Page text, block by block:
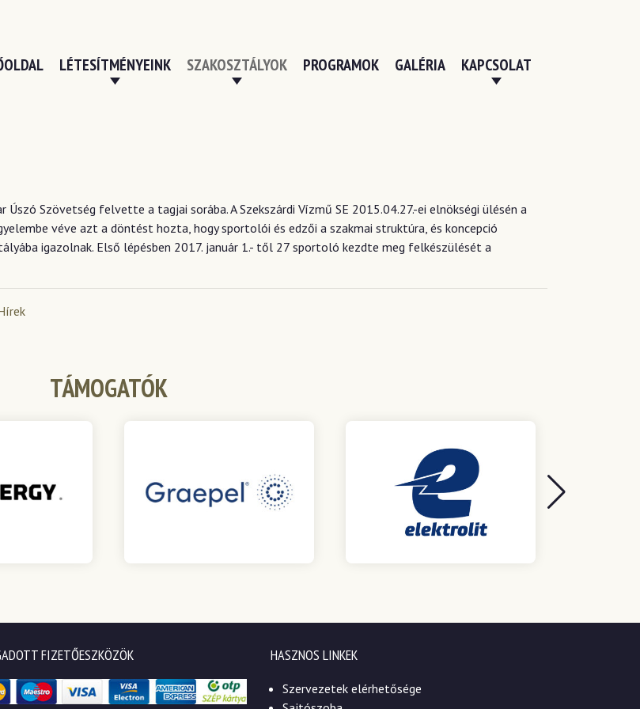
LÉTESÍTMÉNYEINK SZAKOSZTÁLYOK PROGRAMOK GALÉRIA KAPCSOLAT
Szövetség felvette a tagjai sorába. A Szekszárdi Vízmű SE 2015.04.27.-ei elnökségi ülésén a
véve azt a döntést hozta, hogy sportolói és edzői a szakmai struktúra, és koncepció
igazolnak. Első lépésben 2017. január 1.- től 27 sportoló kezdte meg felkészülését a
TÁMOGATÓK
FIZETŐESZKÖZÖK HASZNOS LINKEK
Szervezetek elérhetősége